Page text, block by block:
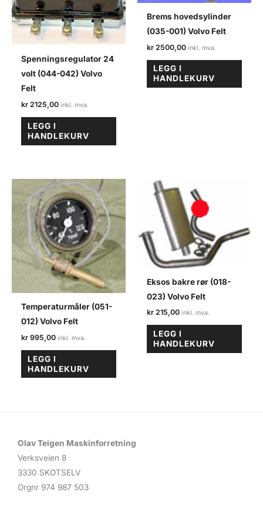
Spenningsregulator 24
volt (044-042) Volvo
Felt
kr 2125,00
LEGG I
HANDLEKURV
Brems hovedsylinder
(035-001) Volvo Felt
kr 2500,00
LEGG I
HANDLEKURV
Temperaturmåler (051-
012) Volvo Felt
kr 995,00
LEGG I
HANDLEKURV
Eksos bakre rør (018-
023) Volvo Felt
kr 215,00
LEGG I
HANDLEKURV
Olav Teigen Maskinforretning
Verksveien 8
3330 SKOTSELV
Orgnr 974 987 503